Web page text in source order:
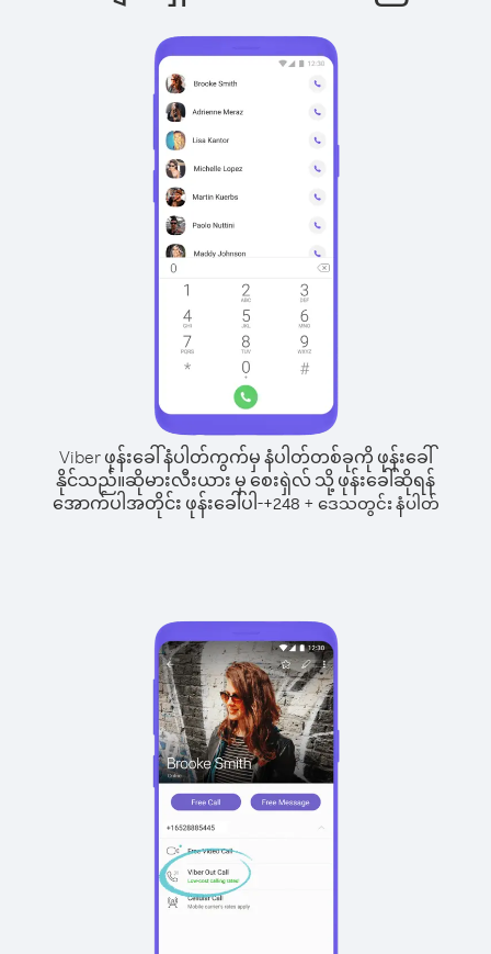
Viber ဖုန်းခေါ်နံပါတ်ကွက်မှ နံပါတ်တစ်ခုကို ဖုန်းခေါ်
နိုင်သည်။ဆိုမားလီးယား မှ စေးရှဲလ် သို့ ဖုန်းခေါ်ဆိုရန်
အောက်ပါအတိုင်း ဖုန်းခေါ်ပါ-+248 + ဒေသတွင်း နံပါတ်